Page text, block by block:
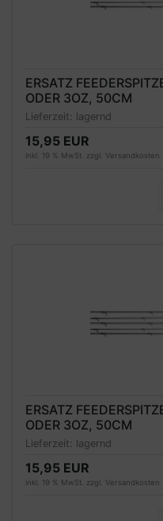
ERSATZ
ODER 3OZ, 50CM
Lieferzeit: lagernd
15,95 EUR
inkl. 19 % MwSt. zzgl. Versandkosten
ERSATZ
ODER 3OZ, 50CM
Lieferzeit: lagernd
15,95 EUR
inkl. 19 % MwSt. zzgl. Versandkosten